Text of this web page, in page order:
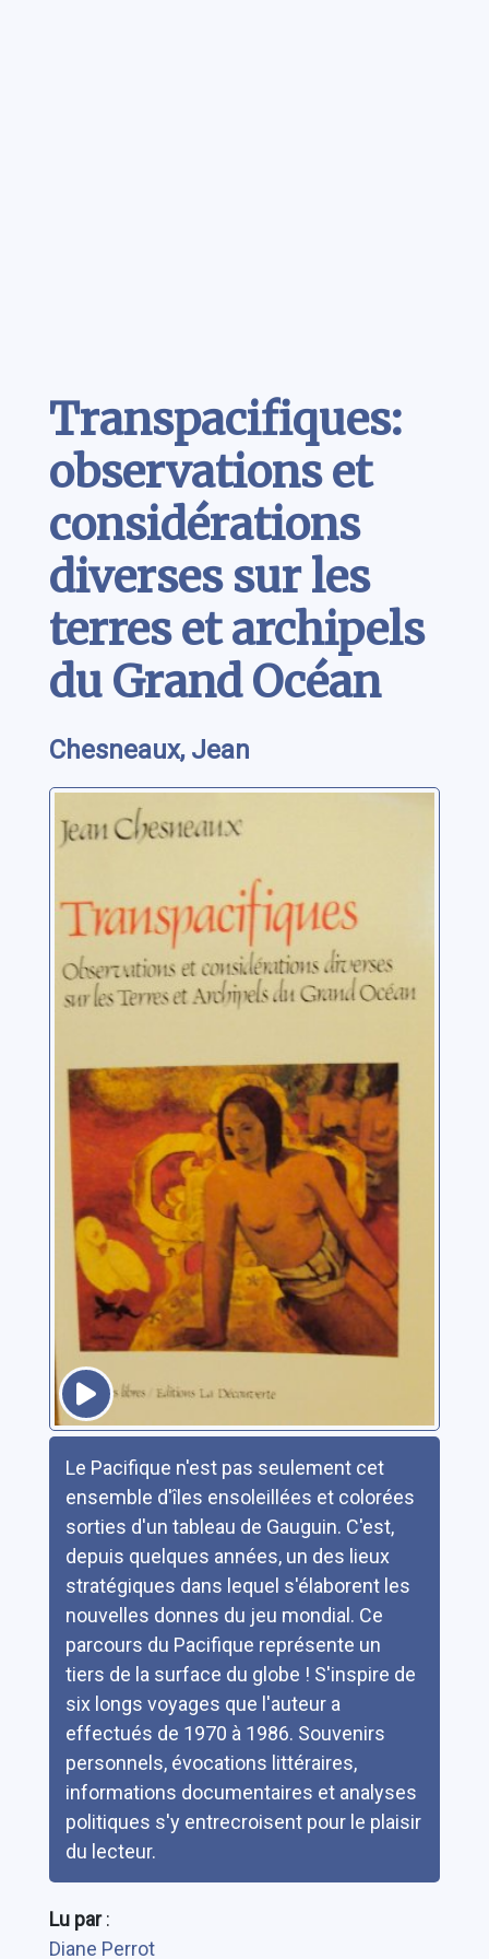
Transpacifiques:
observations et
considérations
diverses sur les
terres et archipels
du Grand Océan
Chesneaux, Jean
Le Pacifique n'est pas seulement cet
ensemble d'îles ensoleillées et colorées
sorties d'un tableau de Gauguin. C'est,
depuis quelques années, un des lieux
stratégiques dans lequel s'élaborent les
nouvelles donnes du jeu mondial. Ce
parcours du Pacifique représente un
tiers de la surface du globe ! S'inspire de
six longs voyages que l'auteur a
effectués de 1970 à 1986. Souvenirs
personnels, évocations littéraires,
informations documentaires et analyses
politiques s'y entrecroisent pour le plaisir
du lecteur.
Lu par:
Diane Perrot